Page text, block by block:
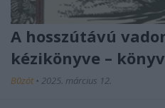
A hosszútávú
kézikönyve –
B0zót • 2025. március 12.